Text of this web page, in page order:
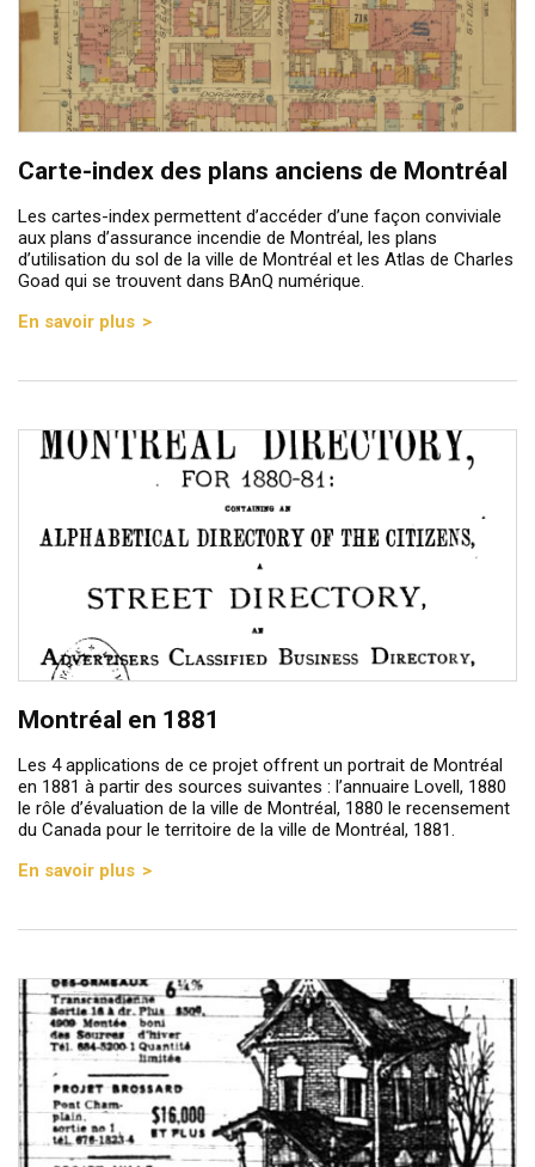
Carte-index des plans anciens de Montréal
Les cartes-index permettent d’accéder d’une façon conviviale
aux plans d’assurance incendie de Montréal, les plans
d’utilisation du sol de la ville de Montréal et les Atlas de Charles
Goad qui se trouvent dans BAnQ numérique.
En savoir plus
Montréal en 1881
Les 4 applications de ce projet offrent un portrait de Montréal
en 1881 à partir des sources suivantes : l’annuaire Lovell, 1880
le rôle d’évaluation de la ville de Montréal, 1880 le recensement
du Canada pour le territoire de la ville de Montréal, 1881.
En savoir plus